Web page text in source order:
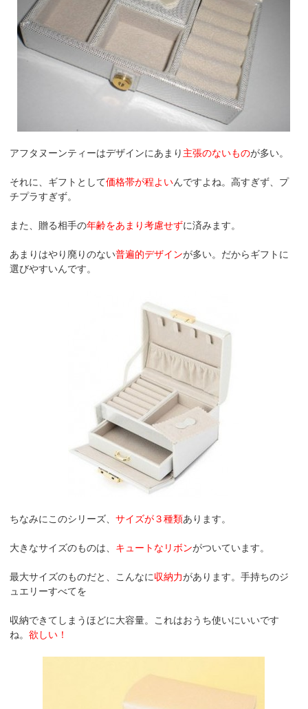
アフタヌーンティーはデザインにあまり 主張のないものが多い。
それに、ギフトとして価格帯が程よいんですよね。高すぎず、プ
チプラすぎず。
また、贈る相手の年齢をあまり考慮せずに済みます。
あまりはやり廃りのない普遍的デザインが多い。だからギフトに
選びやすいんです。
ちなみにこのシリーズ、サイズが３種類あります。
大きなサイズのものは、 キュートなリボンがついています。
最大サイズのものだと、こんなに収納力があります。手持ちのジ
ュエリーすべてを
収納できてしまうほどに大容量。これはおうち使いにいいです
ね。欲しい！